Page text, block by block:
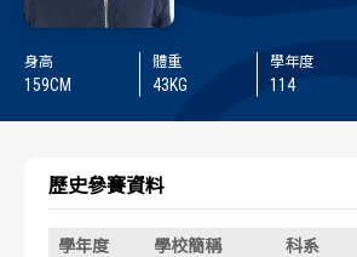
球隊資訊
球隊資訊
新聞
身高
159CM
體重
43KG
學年度
114
歷史參賽資料
學年度 學校簡稱 科系